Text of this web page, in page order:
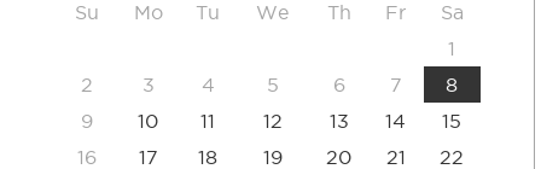
Su Mo Tu We Th Fr
Sa
1
2
3 4 5 6 7
8
9
10 11 12 13 14
15
16
17 18 19 20 21
22